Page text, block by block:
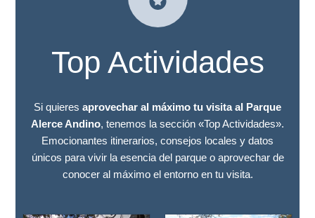
Top Actividades
Si quieres aprovechar al máximo tu visita al Parque
Alerce Andino, tenemos la sección «Top Actividades».
Emocionantes itinerarios, consejos locales y datos
únicos para vivir la esencia del parque o aprovechar de
conocer al máximo el entorno en tu visita.